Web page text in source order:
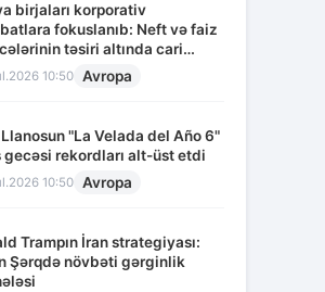
birjaları korporativ
fokuslanıb: Neft və faiz
təsiri altında cari
10:50 Avropa
"La Velada del Año 6"
gecəsi rekordları alt-üst etdi
10:50 Avropa
Trampın İran strategiyası:
Şərqdə növbəti gərginlik